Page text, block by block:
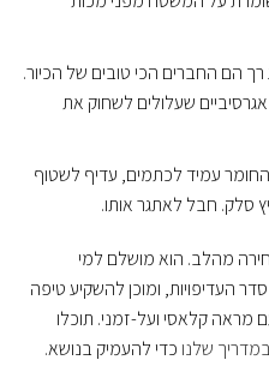
רך הם החברים הכי טובים של הכיור.
שעלולים לשחוק את
עמיד לכתמים, עדיף לשטוף
סלק. חבל לאתגר אותו.
מהלב. הוא מושלם למי
העדיפויות, ומוכן להשקיע טיפה
מראה קלאסי ועל-זמני. תוכלו
שלנו כדי להעמיק בנושא.